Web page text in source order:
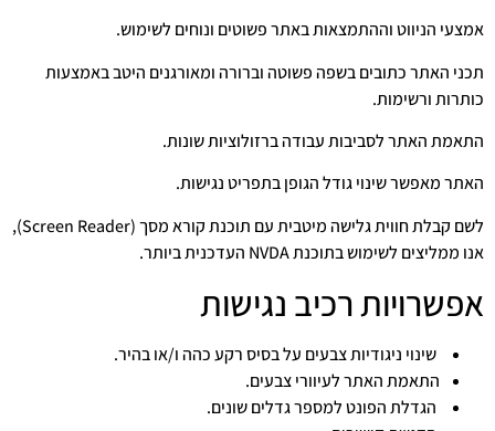
אמצעי הניווט וההתמצאות באתר פשוטים ונוחים לשימוש.
תכני האתר כתובים בשפה פשוטה וברורה ומאורגנים היטב באמצעות
כותרות ורשימות.
התאמת האתר לסביבות עבודה ברזולוציות שונות.
האתר מאפשר שינוי גודל הגופן בתפריט נגישות.
לשם קבלת חווית גלישה מיטבית עם תוכנת קורא מסך (Screen Reader),
אנו ממליצים לשימוש בתוכנת NVDA העדכנית ביותר.
אפשרויות רכיב נגישות
שינוי ניגודיות צבעים על בסיס רקע כהה ו/או בהיר.
התאמת האתר לעיוורי צבעים.
הגדלת הפונט למספר גדלים שונים.